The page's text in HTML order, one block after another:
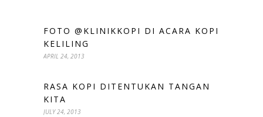
FOTO @KLINIKKOPI DI ACARA KOPI
KELILING
APRIL 24, 2013
RASA KOPI DITENTUKAN TANGAN
KITA
JULY 24, 2013